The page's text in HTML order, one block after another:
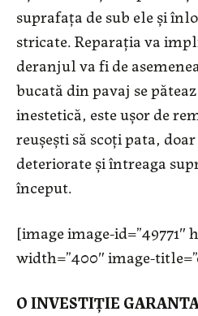
suprafața de sub ele și
stricate. Reparația va
deranjul va fi de
bucată din pavaj se
inestetică, este ușor de
reușești să scoți pata,
deteriorate și întreaga
început.
[image image-id=”49771″
width=”400″ image-
O INVESTIȚIE